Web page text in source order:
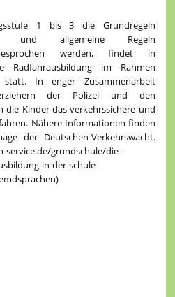
1 bis 3 die Grundregeln
und allgemeine Regeln
werden, findet in
Radfahrausbildung im Rahmen
statt. In enger Zusammenarbeit
der Polizei und den
die Kinder das verkehrssichere und
Nähere Informationen finden
der Deutschen-Verkehrswacht.
service.de/grundschule/die-
in-der-schule-